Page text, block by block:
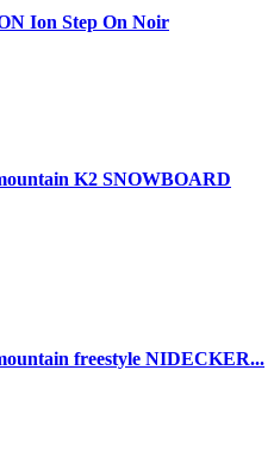
Ion Step On Noir
K2 SNOWBOARD
freestyle NIDECKER...